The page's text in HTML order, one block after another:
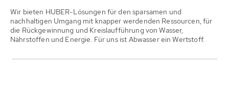
Wir bieten HUBER-Lösungen für den sparsamen und
nachhaltigen Umgang mit knapper werdenden Ressourcen, für
die Rückgewinnung und Kreislaufführung von Wasser,
Nährstoffen und Energie. Für uns ist Abwasser ein Wertstoff.